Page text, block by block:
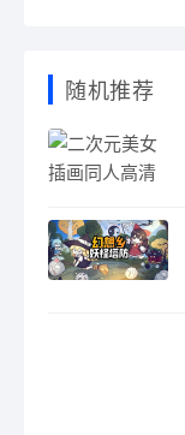
随机推荐